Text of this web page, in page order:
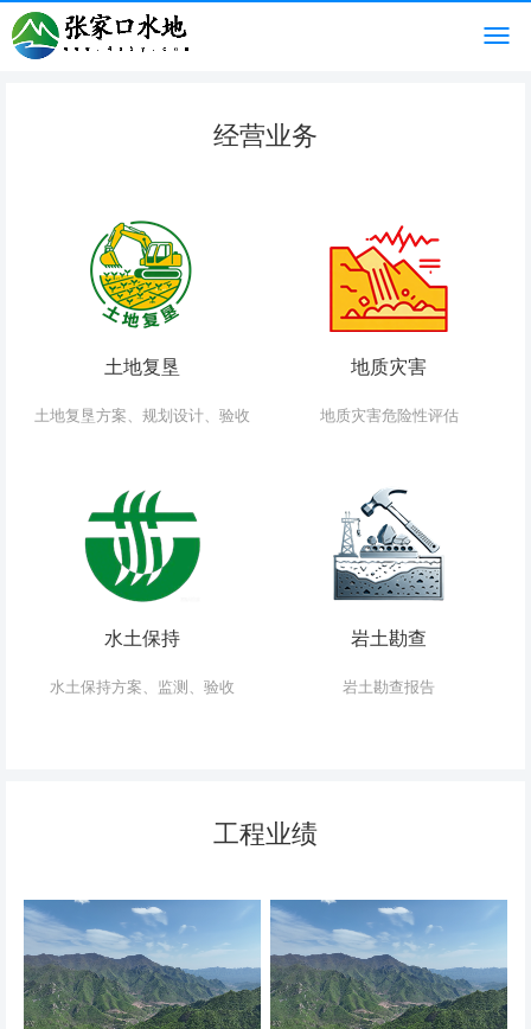
经营业务
土地复垦
土地复垦方案、规划设计、验收
地质灾害
地质灾害危险性评估
水土保持
水土保持方案、监测、验收
岩土勘查
岩土勘查报告
工程业绩